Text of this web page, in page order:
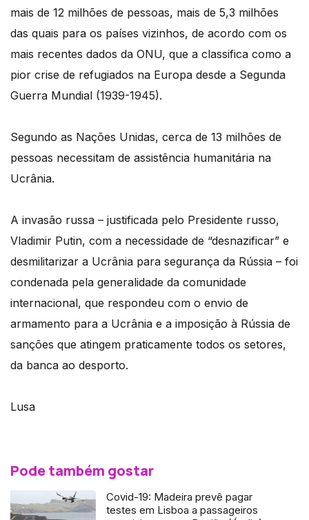
mais de 12 milhões de pessoas, mais de 5,3 milhões
das quais para os países vizinhos, de acordo com os
mais recentes dados da ONU, que a classifica como a
pior crise de refugiados na Europa desde a Segunda
Guerra Mundial (1939-1945).
Segundo as Nações Unidas, cerca de 13 milhões de
pessoas necessitam de assistência humanitária na
Ucrânia.
A invasão russa – justificada pelo Presidente russo,
Vladimir Putin, com a necessidade de “desnazificar” e
desmilitarizar a Ucrânia para segurança da Rússia – foi
condenada pela generalidade da comunidade
internacional, que respondeu com o envio de
armamento para a Ucrânia e a imposição à Rússia de
sanções que atingem praticamente todos os setores,
da banca ao desporto.
Lusa
Pode também gostar
Covid-19: Madeira prevê pagar
testes em Lisboa a passageiros